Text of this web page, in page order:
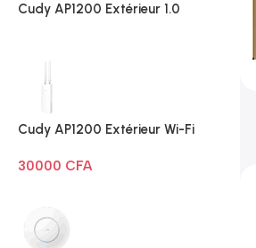
Cudy AP1200 Extérieur 1.0
Cudy AP1200 Extérieur Wi-Fi
30000 CFA